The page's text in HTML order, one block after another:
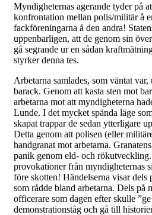
Myndigheternas agerande tyder på
konfrontation mellan polis/militär å
fackföreningarna å den andra!
uppenbarligen, att de genom sin
gå segrande ur en sådan
styrker denna tes.
Arbetarna samlades, som väntat
barack. Genom att kasta sten mot
arbetarna mot att myndigheterna
Lunde. I det mycket spända läge
skapat trappar de sedan ytterligare
Detta genom att polisen (eller
handgranat mot arbetarna.
panik genom eld- och
provokationer från myndigheternas
före skotten! Händelserna visar dels
som rådde bland arbetarna. Dels på
officerare som dagen efter skulle
demonstrationståg och gå till